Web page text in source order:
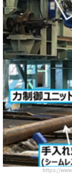
https://